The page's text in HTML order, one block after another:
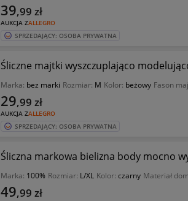
AUKCJA ZALLEGRO
39,99 zł
SPRZEDAJĄCY: OSOBA PRYWATNA
Śliczne majtki wyszczuplająco
Marka: bez marki Rozmiar: M Kolor: beżowy Fason
AUKCJA ZALLEGRO
29,99 zł
SPRZEDAJĄCY: OSOBA PRYWATNA
Śliczna markowa bielizna body mocno
Marka: 100% Rozmiar: L/XL Kolor: czarny Materiał
49,99 zł